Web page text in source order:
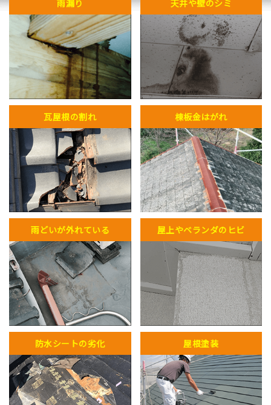
雨漏り 天井や壁のシミ
瓦屋根の割れ 棟板金はがれ
雨どいが外れている 屋上やベランダのヒビ
防水シートの劣化 屋根塗装